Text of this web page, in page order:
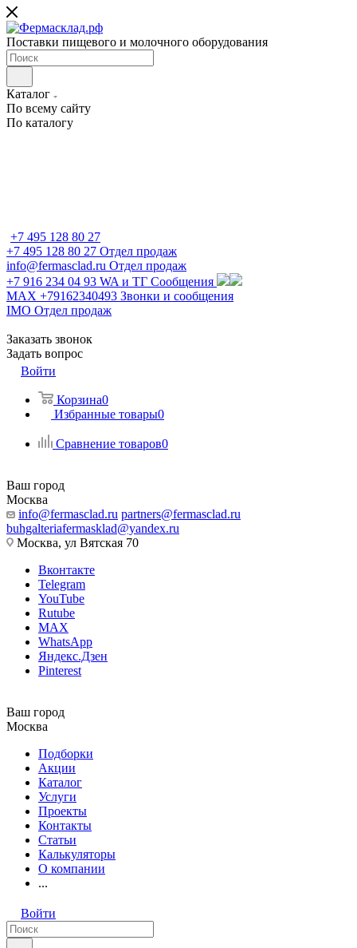
Поставки пищевого и молочного оборудования
Каталог
По всему сайту
По каталогу
+7 495 128 80 27
+7 495 128 80 27 Отдел продаж
info@fermasclad.ru Отдел продаж
+7 916 234 04 93 WA и ТГ Сообщения
MAX +79162340493 Звонки и сообщения
IMO Отдел продаж
Заказать звонок
Задать вопрос
Войти
Корзина0
Избранные товары0
Сравнение товаров0
Ваш город
Москва
info@fermasclad.ru partners@fermasclad.ru
buhgalteriafermasklad@yandex.ru
Москва, ул Вятская 70
Вконтакте
Telegram
YouTube
Rutube
MAX
WhatsApp
Яндекс.Дзен
Pinterest
Ваш город
Москва
Подборки
Акции
Каталог
Услуги
Проекты
Контакты
Статьи
Калькуляторы
О компании
...
Войти